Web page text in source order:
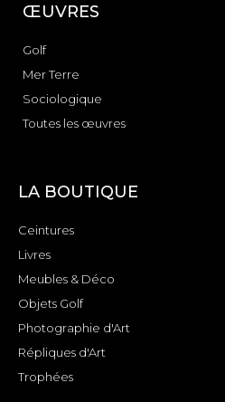
ŒUVRES
Golf
Mer Terre
Sociologique
Toutes les œuvres
LA BOUTIQUE
Ceintures
Livres
Meubles & Déco
Objets Golf
Photographie d'Art
Répliques d'Art
Trophées